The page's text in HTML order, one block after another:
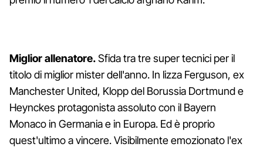
Miglior allenatore.Sfida tra tre super tecnici per il
titolo di miglior mister dell'anno. In lizza Ferguson, ex
Manchester United, Klopp del Borussia Dortmund e
Heynckes protagonista assoluto con il Bayern
Monaco in Germania e in Europa. Ed è proprio
quest'ultimo a vincere. Visibilmente emozionato l'ex